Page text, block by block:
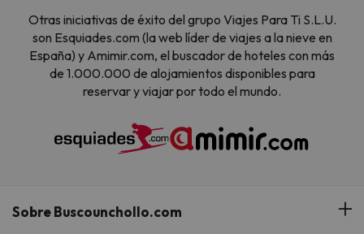
Otras iniciativas de éxito del grupo Viajes Para Ti S.L.U.
son Esquiades.com (la web líder de viajes a la nieve en
España) y Amimir.com, el buscador de hoteles con más
de 1.000.000 de alojamientos disponibles para
reservar y viajar por todo el mundo.
Sobre Buscounchollo.com